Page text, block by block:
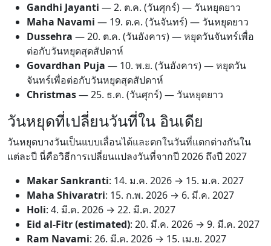
Gandhi Jayanti —2. ต.ค. (วันศุกร์) — วันหยุดยาว
Maha Navami — 19. ต.ค. (วันจันทร์) — วันหยุดยาว
Dussehra —20. ต.ค. (วันอังคาร) — หยุดวันจันทร์เพื่อ
ต่อกับวันหยุดสุดสัปดาห์
Govardhan Puja — 10. พ.ย. (วันอังคาร) — หยุดวัน
จันทร์เพื่อต่อกับวันหยุดสุดสัปดาห์
Christmas—25. ธ.ค. (วันศุกร์) — วันหยุดยาว
วันหยุดที่เปลี่ยนวันที่ใน อินเดีย
วันหยุดบางวันเป็นแบบเลื่อนได้และตกในวันที่แตกต่างกันใน
แต่ละปี นี่คือวิธีการเปลี่ยนแปลงวันที่จากปี 2026 ถึงปี 2027
Makar Sankranti: 14. ม.ค. 2026 → 15. ม.ค. 2027
Maha Shivaratri: 15. ก.พ. 2026 → 6. มี.ค. 2027
Holi: 4. มี.ค. 2026 → 22. มี.ค. 2027
Eid al-Fitr (estimated): 20. มี.ค. 2026 → 9. มี.ค. 2027
Ram Navami: 26. มี.ค. 2026 → 15. เม.ย. 2027